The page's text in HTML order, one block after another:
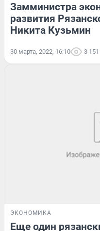
Замминистра
развития
Никита Кузьмин
30 марта, 2022, 16:10 3 151
ЭКОНОМИКА
Еще один